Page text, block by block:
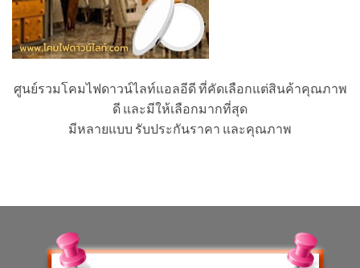
ศูนย์รวมโคมไฟดาวน์ไลท์แอลอีดี ที่คัดเลือกแต่สินค้าคุณภาพ
ดี และมีให้เลือกมากที่สุด
มีหลายแบบ รับประกันราคา และคุณภาพ